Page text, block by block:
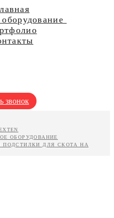
погрузчиков
экскаваторов
погрузчиков
звонок
ОБОРУДОВАНИЕ
ПОДСТИЛКИ ДЛЯ СКОТА НА